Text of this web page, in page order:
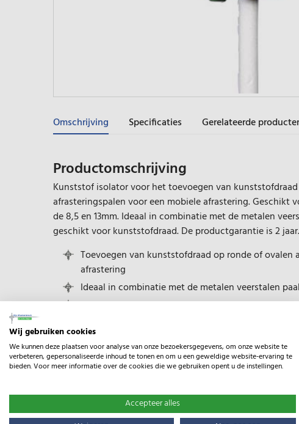
Omschrijving Specificaties Gerelateerde
Productomschrijving
Kunststof isolator voor het toevoegen van
afrasteringspalen voor een mobiele afrastering. Geschikt
de 8,5 en 13mm. Ideaal in combinatie met de metalen
geschikt voor kunststofdraad. De productgarantie is 2 jaar.
Toevoegen van kunststofdraad op ronde of ovalen
afrastering
Ideaal in combinatie met de metalen veerstalen paal
Productgarantie 2 jaar
Specificaties
Wij gebruiken cookies
We kunnen deze plaatsen voor analyse van onze bezoekersgegevens, om onze website te
verbeteren, gepersonaliseerde inhoud te tonen en om u een geweldige website-ervaring te
bieden. Voor meer informatie over de cookies die we gebruiken opent u de instellingen.
Accepteer alles